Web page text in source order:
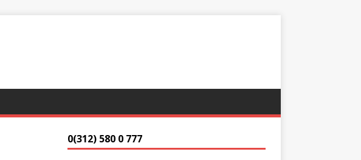
0(312) 580 0 777